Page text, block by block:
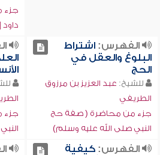
جزء
داود
الفهرس:اشتراط
البلوغ والعقل في
الحج
للشيخ: عبد العزيز بن مرزوق
الطريفي
جزء من محاضرة ( صفة حج
النبي صلى الله عليه وسلم)
جزء
الفهرس:كيفية